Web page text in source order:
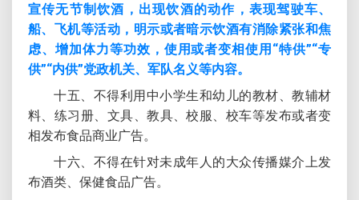
宣传无节制饮酒，出现饮酒的动作，表现驾驶车、
船、飞机等活动，明示或者暗示饮酒有消除紧张和焦
虑、增加体力等功效，使用或者变相使用“特供”“专
供”“内供”党政机关、军队名义等内容。
十五、不得利用中小学生和幼儿的教材、教辅材
料、练习册、文具、教具、校服、校车等发布或者变
相发布食品商业广告。
十六、不得在针对未成年人的大众传播媒介上发
布酒类、保健食品广告。